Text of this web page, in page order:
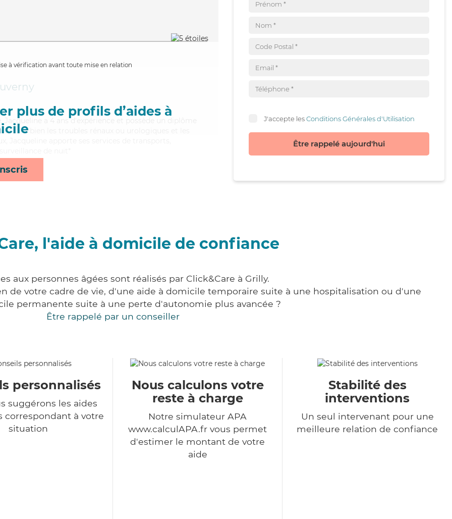
à vérification avant toute mise en relation
plus de profils d’aides à
Jacqueline a 4 ans d'expérience et possède un diplôme
bien les troubles rénaux ou urologiques et les
J'accepte lesConditions Générales d'Utilisation
Être rappelé aujourd'hui
l'aide à domicile de confiance
aux personnes âgées sont réalisés par Click&Care à Grilly.
de votre cadre de vie, d'une aide à domicile temporaire suite à une hospitalisation ou d'une
permanente suite à une perte d'autonomie plus avancée ?
Être rappelé par un conseiller
personnalisés
suggérons les aides
correspondant à votre
situation
Nous calculons votre
reste à charge
Notre simulateur APA
www.calculAPA.fr vous permet
d'estimer le montant de votre
aide
Stabilité des
interventions
Un seul intervenant pour une
meilleure relation de confiance